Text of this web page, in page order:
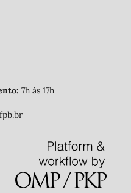
7h às 17h